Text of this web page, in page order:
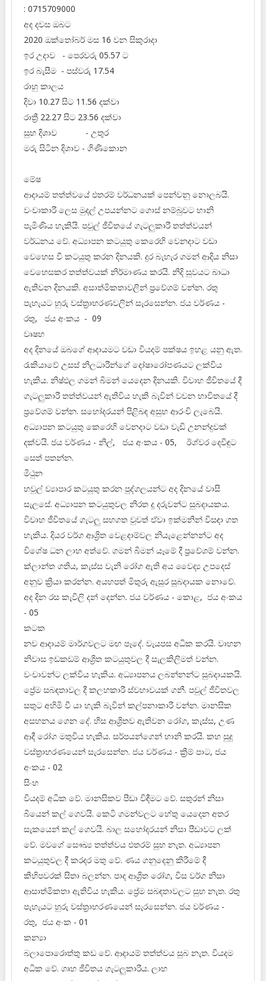
: 0715709000
අද දවස ඔබට
2020 ඔක්තෝබර් මස 16 වන සිකුරාදා
ඉර උදාව - පෙරවරු 05.57 ට
ඉර බැසීම - පස්වරු 17.54
රාහු කාලය
දිවා 10.27 සිට 11.56 දක්වා
රාත්‍රී 22.27 සිට 23.56 දක්වා
සුභ දිශාව - උතුර
මරු සිටින දිශාව - ගිණිකොන
මේෂ
ආදායම් තත්ත්වයේ එතරම් වර්ධනයක් පෙන්වනු නොලබයි.
වංචාකාරී ලෙස මුදල් උපයන්නට ගොස් නම්බුවට හානි
පැමිණිය හැකියි. පවුල් ජීවිතයේ ගැටලුකාරී තත්ත්වයන්
වර්ධනය වේ. අධ්‍යාපන කටයුතු කෙරෙහි වෙනදාට වඩා
වෙහෙස වී කටයුතු කරන දිනයකි. දුර බැහැර ගමන් ආදිය නිසා
වෙහෙසකර තත්ත්වයක් නිර්මාණය කරයි. නිදි සුවයට බාධා
ඇතිවන දිනයකි. අසාත්මිකතාවලින් ප්‍රවේශම් වන්න. රතු
පැහැයට හුරු වස්ත්‍රාභරණවලින් සැරසෙන්න. ජය වර්ණය -
රතු, ජය අංකය - 09
වෘෂභ
අද දිනයේ ඔබගේ ආදායමට වඩා වියදම් පක්ෂය ඉහළ යනු ඇත.
රැකියාවේ උසස් නිලධාරීන්ගේ දෝෂාරෝපණයට ලක්විය
හැකිය. නිෂ්ඵල ගමන් බිමන් යෙදෙන දිනයකි. විවාහ ජීවිතයේ දී
ගැටලුකාරී තත්ත්වයන් ඇතිවිය හැකි බැවින් වචන භාවිතයේ දී
ප්‍රවේශම් වන්න. සහෝදරයන් පිළිබඳ අසුභ ආරංචි ලැබෙයි.
අධ්‍යාපන කටයුතු කෙරෙහි වෙනදාට වඩා වැඩි උනන්දුවක්
දක්වයි. ජය වර්ණය - නිල්, ජය අංකය - 05, ඊශ්වර දෙවිඳුට
සෙත් පතන්න.
මිථුන
හවුල් ව්‍යාපාර කටයුතු කරන පුද්ගලයන්ට අද දිනයේ වාසි
සැලසේ. අධ්‍යාපන කටයුතුවල නිරත දූ දරුවන්ට සුබදායකය.
විවාහ ජීවිතයේ ගැටලු සහගත වුවත් ඒවා ඉක්මනින් විසඳා ගත
හැකිය. දියර වර්ග ආශ්‍රිත වෙළදාම්වල නියැළෙන්නන්ට අද
විශේෂ ධන ලාභ අත්වේ. ගමන් බිමන් ‍යෑමේ දී ප්‍රවේශම් වන්න.
ක්ලාන්ත ගතිය, කැස්ස වැනි රෝග ඇති අය වෛද්‍ය උපදෙස්
අනුව ක්‍රියා කරන්න. අයහපත් මිතුරු ඇසුර සුබදායක නොවේ.
අද දින රස කැවිලි දන් දෙන්න. ජය වර්ණය - කොළ, ජය අංකය
- 05
කටක
නව ආදායම් මාර්ගවලට මඟ පෑදේ. වැයපස අධික කරයි. වාහන
නිවාස ඉඩකඩම් ආශ්‍රිත කටයුතුවල දී සැලකිලිමත් වන්න.
වංචාවන්ට ලක්විය හැකිය. අධ්‍යාපනය ලබන්නන්ට සුබදායකයි.
ප්‍රේම සබඳතාවල දී කලහකාරී ස්වභාවයක් ගනී. පවුල් ජීවිතවල
සතුට අහිමි වී යා හැකි බැවින් කල්පනාකාරී වන්න. මානසික
අසහනය ගෙන දේ. හිස ආශ්‍රිතව ඇතිවන රෝග, කැස්ස, උණ
ආදී රෝග මතුවිය හැකිය. සර්පයන්ගෙන් හානි කරයි. කහ සුදු
වස්ත්‍රාභරණයෙන් සැරසෙන්න. ජය වර්ණය - ක්‍රීම් පාට, ජය
අංකය - 02
සිංහ
වියදම් අධික වේ. මානසිකව පීඩා විඳීමට වේ. සතුරන් නිසා
බියෙන් කල් ගෙවයි. කෙටි ගමන්වලට හේතු යෙදෙන අතර
සැකයෙන් කල් ගෙවයි. බාල සහෝදරයන් නිසා පීඩාවට ලක්
වේ. මවගේ සෞඛ්‍ය තත්ත්වය එතරම් සුභ නැත. අධ්‍යාපන
කටයුතුවල දී කරදර මතු වේ. ණය ගනුදෙනු කිරීමේ දී
කිහිපවරක් සිතා බලන්න. පාද ආශ්‍රිත රෝග, විස වර්ග නිසා
ආසාත්මිකතා ඇතිවිය හැකිය. ප්‍රේම සබඳතාවලට සුභ නැත. රතු
පැහැයට හුරු වස්ත්‍රාභරණයෙන් සැරසෙන්න. ජය වර්ණය -
රතු, ජය අංක - 01
කන්‍යා
බලාපොරොත්තු කඩ වේ. ආදායම් තත්ත්වය සුබ නැත. වියදම
අධික වේ. ගෘහ ජීවිතය ගැටලුකාරීය. ලාභ